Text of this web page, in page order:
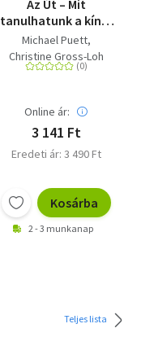
Az Út – Mit
tanulhatunk a kínai
filozófusoktól a jó
életről?
Michael Puett
Christine Gross-Loh
Online ár:
3 141 Ft
Eredeti ár: 3 490 Ft
Kosárba
2 - 3 munkanap
Teljes lista